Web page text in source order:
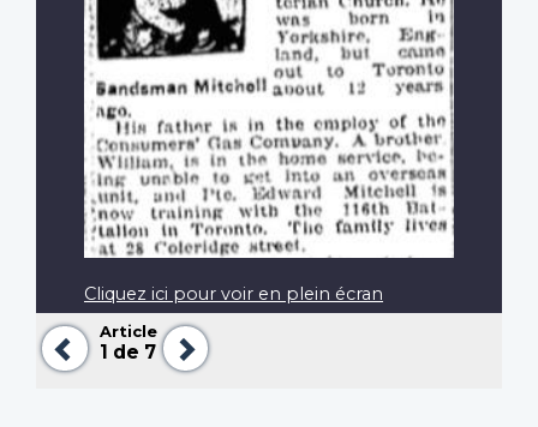
Précédent
Article
1 de 7
Suivant
Cliquez ici pour voir en plein écran